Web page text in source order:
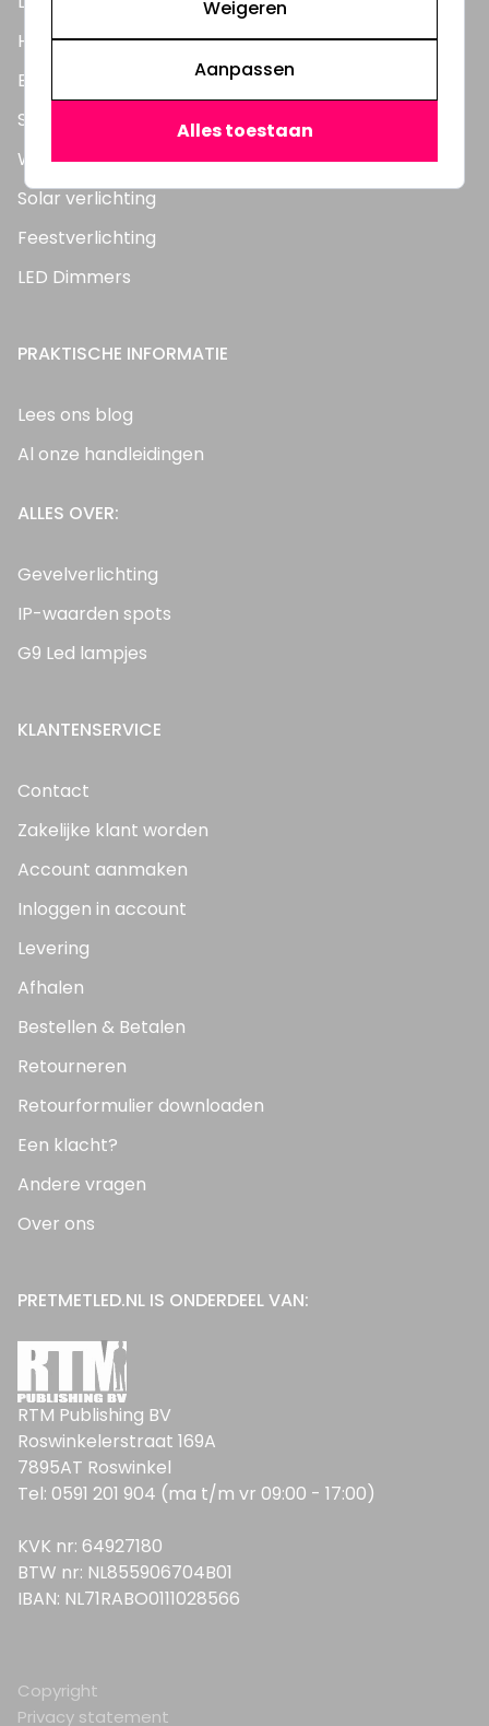
Highbay's / Ufo's
Bouwlampen
Straatlampen
Wandlampen
Solar verlichting
Feestverlichting
LED Dimmers
PRAKTISCHE INFORMATIE
Lees ons blog
Al onze handleidingen
ALLES OVER:
Gevelverlichting
IP-waarden spots
G9 Led lampjes
KLANTENSERVICE
Contact
Zakelijke klant worden
Account aanmaken
Inloggen in account
Levering
Afhalen
Bestellen & Betalen
Retourneren
Retourformulier downloaden
Een klacht?
Andere vragen
Over ons
PRETMETLED.NL IS ONDERDEEL VAN:
RTM Publishing BV
Roswinkelerstraat 169A
7895AT Roswinkel
Tel: 0591 201 904 (ma t/m vr 09:00 - 17:00)
KVK nr: 64927180
BTW nr: NL855906704B01
IBAN: NL71RABO0111028566
Copyright
Privacy statement
Weigeren
Aanpassen
Alles toestaan